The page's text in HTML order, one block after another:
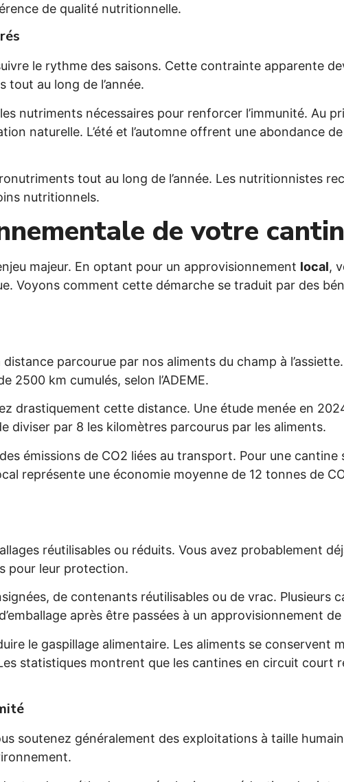
de qualité nutritionnelle.
le rythme des saisons. Cette contrainte apparente
tout au long de l’année.
nutriments nécessaires pour renforcer l’immunité. Au
naturelle. L’été et l’automne offrent une abondance
tout au long de l’année. Les nutritionnistes
nutritionnels.
de votre
majeur. En optant pour un approvisionnement local,
Voyons comment cette démarche se traduit par des
parcourue par nos aliments du champ à
km cumulés, selon l’ADEME.
drastiquement cette distance. Une étude menée en
diviser par 8 les kilomètres parcourus par les aliments.
émissions de CO2 liées au transport. Pour une cantine
représente une économie moyenne de 12 tonnes de
réutilisables ou réduits. Vous avez probablement
pour leur protection.
de contenants réutilisables ou de vrac. Plusieurs
après être passées à un approvisionnement
le gaspillage alimentaire. Les aliments se conservent
statistiques montrent que les cantines en circuit court
soutenez généralement des exploitations à taille